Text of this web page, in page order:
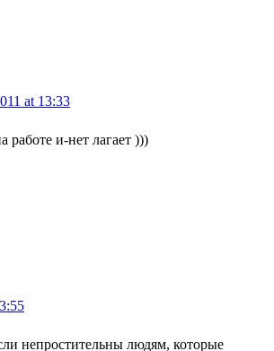
at 13:33
работе и-нет лагает )))
непростительны людям, которые